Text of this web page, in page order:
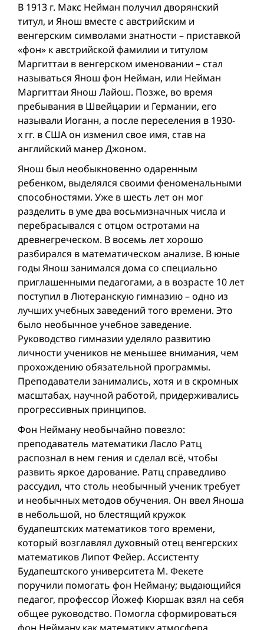
В 1913 г. Макс Нейман получил дворянский
титул, и Янош вместе с австрийским и
венгерским символами знатности – приставкой
«фон» к австрийской фамилии и титулом
Маргиттаи в венгерском именовании – стал
называться Янош фон Нейман, или Нейман
Маргиттаи Янош Лайош. Позже, во время
пребывания в Швейцарии и Германии, его
называли Иоганн, а после переселения в 1930-
х гг. в США он изменил свое имя, став на
английский манер Джоном.
Янош был необыкновенно одаренным
ребенком, выделялся своими феноменальными
способностями. Уже в шесть лет он мог
разделить в уме два восьмизначных числа и
перебрасывался с отцом остротами на
древнегреческом. В восемь лет хорошо
разбирался в математическом анализе. В юные
годы Янош занимался дома со специально
приглашенными педагогами, а в возрасте 10 лет
поступил в Лютеранскую гимназию – одно из
лучших учебных заведений того времени. Это
было необычное учебное заведение.
Руководство гимназии уделяло развитию
личности учеников не меньшее внимания, чем
прохождению обязательной программы.
Преподаватели занимались, хотя и в скромных
масштабах, научной работой, придерживались
прогрессивных принципов.
Фон Нейману необычайно повезло:
преподаватель математики Ласло Ратц
распознал в нем гения и сделал всё, чтобы
развить яркое дарование. Ратц справедливо
рассудил, что столь необычный ученик требует
и необычных методов обучения. Он ввел Яноша
в небольшой, но блестящий кружок
будапештских математиков того времени,
который возглавлял духовный отец венгерских
математиков Липот Фейер. Ассистенту
Будапештского университета М. Фекете
поручили помогать фон Нейману; выдающийся
педагог, профессор Йожеф Кюршак взял на себя
общее руководство. Помогла сформироваться